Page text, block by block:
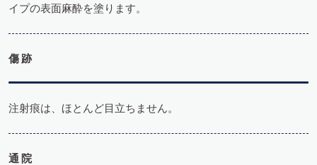
イプの表面麻酔を塗ります。
傷跡
注射痕は、ほとんど目立ちません。
通院